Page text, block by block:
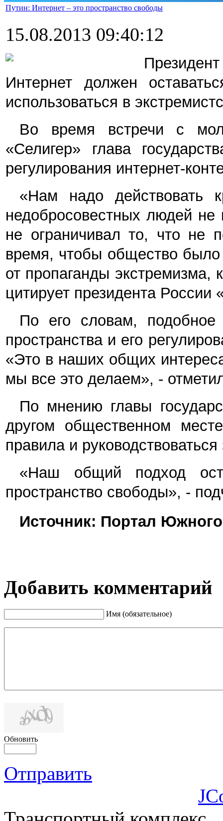
Путин: Интернет – это пространство свободы
15.08.2013 09:40:12
Интернет должен
использоваться в
Во время встречи с
«Селигер» глава
регулирования интернет-
«Нам надо действовать
недобросовестных людей не
не ограничивал то, что не
время, чтобы общество было
от пропаганды экстремизма,
цитирует президента России
По его словам,
пространства и его
«Это в наших общих
мы все это делаем», -
По мнению главы
другом общественном
правила и
«Наш общий подход
пространство свободы», -
Источник: Портал
Добавить комментарий
Имя (обязательное)
Обновить
Отправить